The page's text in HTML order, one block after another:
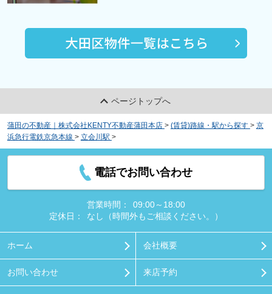
ページトップへ
蒲田の不動産｜株式会社KENTY不動産蒲田本店 > (賃貸)路線・駅から探す > 京
浜急行電鉄京急本線 > 立会川駅 >
電話でお問い合わせ
営業時間：
09:00～18:00
定休日：
なし（時間外もご相談ください。）
ホーム 会社概要
お問い合わせ 来店予約